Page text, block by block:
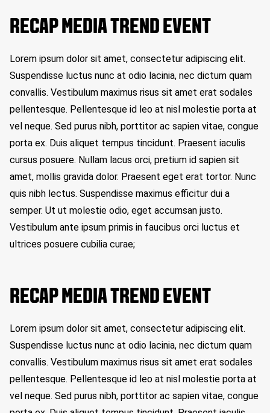
RECAP MEDIA TREND EVENT
Lorem ipsum dolor sit amet, consectetur adipiscing elit.
Suspendisse luctus nunc at odio lacinia, nec dictum quam
convallis. Vestibulum maximus risus sit amet erat sodales
pellentesque. Pellentesque id leo at nisl molestie porta at
vel neque. Sed purus nibh, porttitor ac sapien vitae, congue
porta ex. Duis aliquet tempus tincidunt. Praesent iaculis
cursus posuere. Nullam lacus orci, pretium id sapien sit
amet, mollis gravida dolor. Praesent eget erat tortor. Nunc
quis nibh lectus. Suspendisse maximus efficitur dui a
semper. Ut ut molestie odio, eget accumsan justo.
Vestibulum ante ipsum primis in faucibus orci luctus et
ultrices posuere cubilia curae;
RECAP MEDIA TREND EVENT
Lorem ipsum dolor sit amet, consectetur adipiscing elit.
Suspendisse luctus nunc at odio lacinia, nec dictum quam
convallis. Vestibulum maximus risus sit amet erat sodales
pellentesque. Pellentesque id leo at nisl molestie porta at
vel neque. Sed purus nibh, porttitor ac sapien vitae, congue